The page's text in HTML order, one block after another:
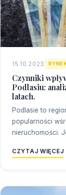
15.10.2023
Czynniki
Podlasiu:
latach.
Podlasie to
popularności
nieruchomości.
CZYTAJ WIĘCEJ